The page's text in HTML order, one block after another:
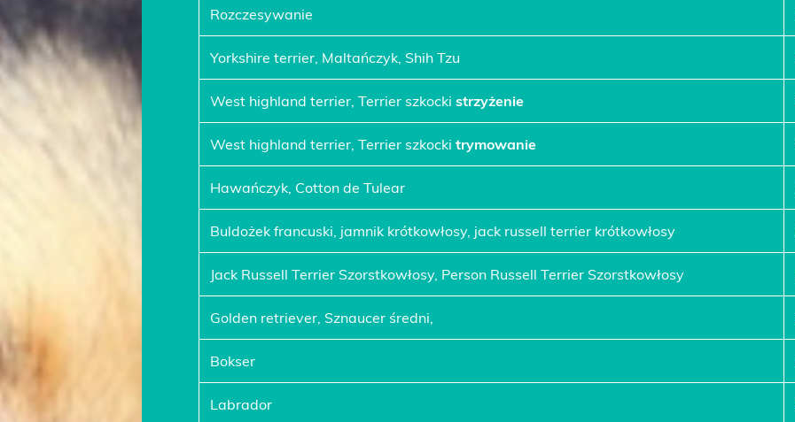
Rozczesywanie
Yorkshire terrier, Maltańczyk, Shih Tzu
West highland terrier, Terrier szkocki strzyżenie
West highland terrier, Terrier szkocki trymowanie
Hawańczyk, Cotton de Tulear
Buldożek francuski, jamnik krótkowłosy, jack russell terrier krótkowłosy
Jack Russell Terrier Szorstkowłosy, Person Russell Terrier Szorstkowłosy
Golden retriever, Sznaucer średni,
Bokser
Labrador